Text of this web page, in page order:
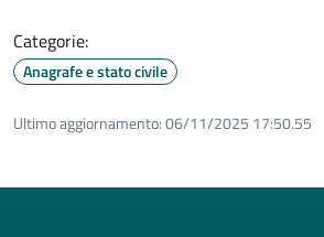
Categorie:
Anagrafe e stato civile
Ultimo aggiornamento:06/11/2025 17:50.55